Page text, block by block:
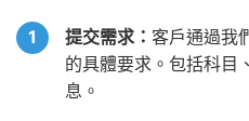
提交需求： 客戶通過我
的具體要求。包括科目
息。